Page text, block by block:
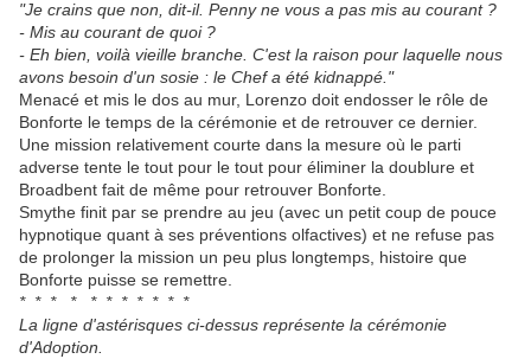
"Je crains que non, dit-il. Penny ne vous a pas mis au courant ?
- Mis au courant de quoi ?
- Eh bien, voilà vieille branche. C'est la raison pour laquelle nous
avons besoin d'un sosie : le Chef a été kidnappé."
Menacé et mis le dos au mur, Lorenzo doit endosser le rôle de
Bonforte le temps de la cérémonie et de retrouver ce dernier.
Une mission relativement courte dans la mesure où le parti
adverse tente le tout pour le tout pour éliminer la doublure et
Broadbent fait de même pour retrouver Bonforte.
Smythe finit par se prendre au jeu (avec un petit coup de pouce
hypnotique quant à ses préventions olfactives) et ne refuse pas
de prolonger la mission un peu plus longtemps, histoire que
Bonforte puisse se remettre.
* * * * * * * * * * *
La ligne d'astérisques ci-dessus représente la cérémonie
d'Adoption.